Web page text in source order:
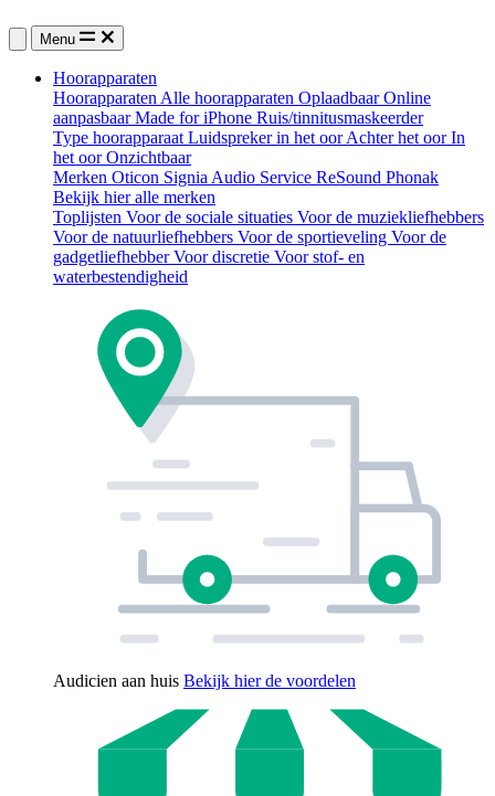
Menu
Hoorapparaten
Hoorapparaten Alle hoorapparaten OplaadbaarOnline
aanpasbaarMade for iPhone Ruis/tinnitusmaskeerder
Type hoorapparaat Luidspreker in het oorAchter het oorIn
het oorOnzichtbaar
Merken Oticon Signia Audio Service ReSound Phonak
Bekijk hier alle merken
Toplijsten Voor de sociale situaties Voor de muziekliefhebbers
Voor de natuurliefhebbers Voor de sportieveling Voor de
gadgetliefhebberVoor discretie Voor stof- en
waterbestendigheid
Audicien aan huis Bekijk hier de voordelen